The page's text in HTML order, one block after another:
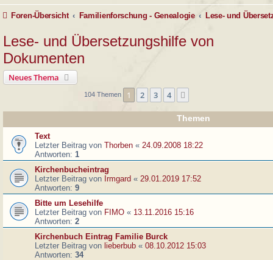
Foren-Übersicht Familienforschung - Genealogie Lese- und
Lese- und Übersetzungshilfe von
Dokumenten
Neues Thema
104 Themen 1 2 3 4
Themen
Text
Letzter Beitrag von Thorben « 24.09.2008 18:22
Antworten: 1
Kirchenbucheintrag
Letzter Beitrag von Irmgard « 29.01.2019 17:52
Antworten: 9
Bitte um Lesehilfe
Letzter Beitrag von FIMO « 13.11.2016 15:16
Antworten: 2
Kirchenbuch Eintrag Familie Burck
Letzter Beitrag von lieberbub « 08.10.2012 15:03
Antworten: 34